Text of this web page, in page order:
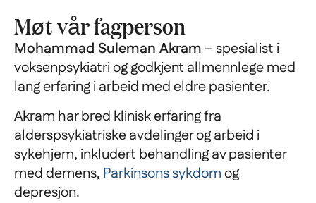
Møt vår fagperson
Mohammad Suleman Akram– spesialist i
voksenpsykiatri og godkjent allmennlege med
lang erfaring i arbeid med eldre pasienter.
Akram har bred klinisk erfaring fra
alderspsykiatriske avdelinger og arbeid i
sykehjem, inkludert behandling av pasienter
med demens, Parkinsons sykdomog
depresjon.